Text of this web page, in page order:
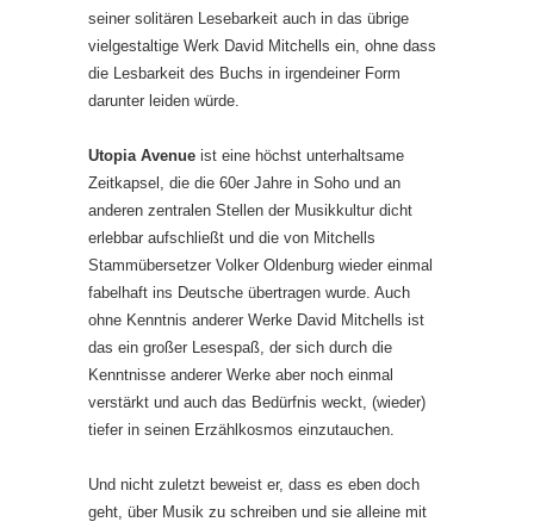
seiner solitären Lesebarkeit auch in das übrige
vielgestaltige Werk David Mitchells ein, ohne dass
die Lesbarkeit des Buchs in irgendeiner Form
darunter leiden würde.
Utopia Avenue ist eine höchst unterhaltsame
Zeitkapsel, die die 60er Jahre in Soho und an
anderen zentralen Stellen der Musikkultur dicht
erlebbar aufschließt und die von Mitchells
Stammübersetzer Volker Oldenburg wieder einmal
fabelhaft ins Deutsche übertragen wurde. Auch
ohne Kenntnis anderer Werke David Mitchells ist
das ein großer Lesespaß, der sich durch die
Kenntnisse anderer Werke aber noch einmal
verstärkt und auch das Bedürfnis weckt, (wieder)
tiefer in seinen Erzählkosmos einzutauchen.
Und nicht zuletzt beweist er, dass es eben doch
geht, über Musik zu schreiben und sie alleine mit